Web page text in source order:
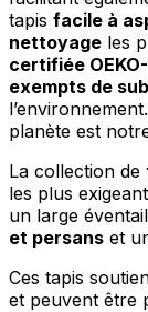
tapis facile à
nettoyage les
certifiée
exempts de
planète est
La collection de
les plus
un large
et persans et
Ces tapis
et peuvent être